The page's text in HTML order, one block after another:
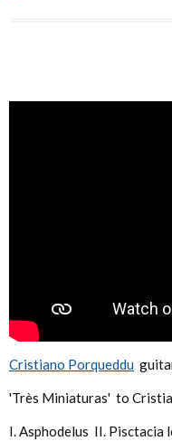
Cristiano Porqueddu
'Très Miniaturas' to
I. Asphodelus II. Pisctacia